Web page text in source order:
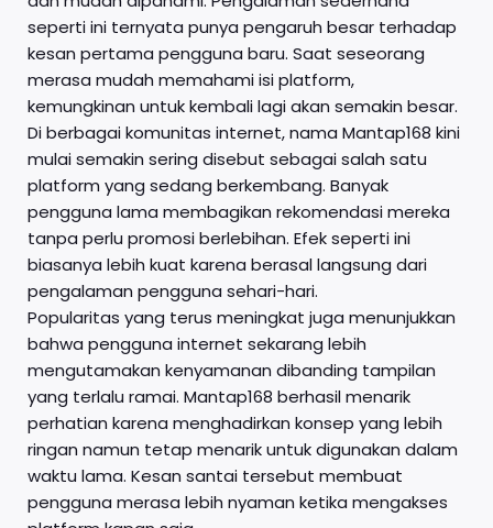
seperti ini ternyata punya pengaruh besar terhadap
kesan pertama pengguna baru. Saat seseorang
merasa mudah memahami isi platform,
kemungkinan untuk kembali lagi akan semakin besar.
Di berbagai komunitas internet, nama Mantap168 kini
mulai semakin sering disebut sebagai salah satu
platform yang sedang berkembang. Banyak
pengguna lama membagikan rekomendasi mereka
tanpa perlu promosi berlebihan. Efek seperti ini
biasanya lebih kuat karena berasal langsung dari
pengalaman pengguna sehari-hari.
Popularitas yang terus meningkat juga menunjukkan
bahwa pengguna internet sekarang lebih
mengutamakan kenyamanan dibanding tampilan
yang terlalu ramai. Mantap168 berhasil menarik
perhatian karena menghadirkan konsep yang lebih
ringan namun tetap menarik untuk digunakan dalam
waktu lama. Kesan santai tersebut membuat
pengguna merasa lebih nyaman ketika mengakses